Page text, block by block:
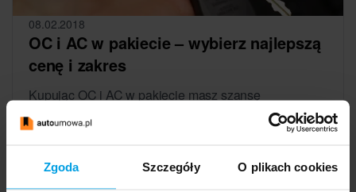
Zgoda Szczegóły O plikach cookies
08.02.2018
OC i AC w pakiecie – wybierz najlepszą
cenę i zakres
Kupując OC i AC w pakiecie masz szansę
zaoszczędzić, bo towarzystwa ubezpieczeniowe
chętnie udzielą Ci rabatu. To jednak nie jedyny